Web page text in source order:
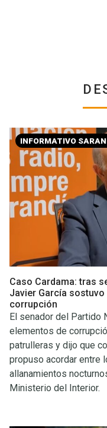
INFORMATIVO
Caso Cardama: tras
Javier García sostuvo
corrupción
El senador del Partido
elementos de
patrulleras y dijo que
propuso acordar entre
allanamientos
Ministerio del Interior.